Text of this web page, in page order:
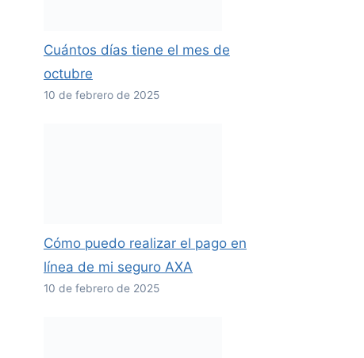
Cuántos días tiene el mes de
octubre
10 de febrero de 2025
Cómo puedo realizar el pago en
línea de mi seguro AXA
10 de febrero de 2025